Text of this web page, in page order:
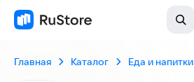
Главная Каталог Еда и напитки